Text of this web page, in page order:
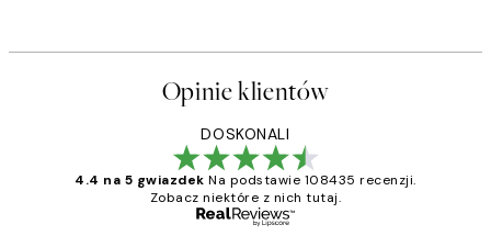
Opinie klientów
DOSKONALI
4.4 na 5 gwiazdek Na podstawie 108435 recenzji.
Zobacz niektóre z nich tutaj.